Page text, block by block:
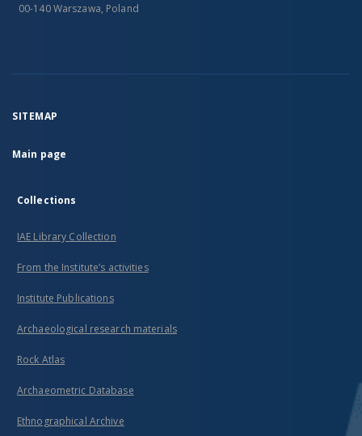
00-140 Warszawa, Poland
SITEMAP
Main page
Collections
IAE Library Collection
From the Institute’s activities
Institute Publications
Archaeological research materials
Rock Atlas
Archaeometric Database
Ethnographical Archive